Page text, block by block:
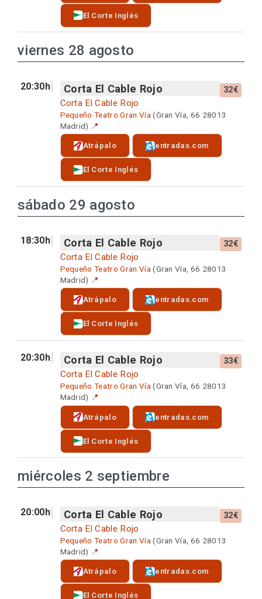
El Corte Inglés
viernes 28 agosto
20:30h Corta El Cable Rojo 32€
Corta El Cable Rojo
Pequeño Teatro Gran Vía (Gran Vía, 66 28013
Madrid) 📍
Atrápalo entradas.com
El Corte Inglés
sábado 29 agosto
18:30h Corta El Cable Rojo 32€
Corta El Cable Rojo
Pequeño Teatro Gran Vía (Gran Vía, 66 28013
Madrid) 📍
Atrápalo entradas.com
El Corte Inglés
20:30h Corta El Cable Rojo 33€
Corta El Cable Rojo
Pequeño Teatro Gran Vía(Gran Vía, 66 28013
Madrid) 📍
Atrápalo entradas.com
El Corte Inglés
miércoles 2 septiembre
20:00h Corta El Cable Rojo 32€
Corta El Cable Rojo
Pequeño Teatro Gran Vía (Gran Vía, 66 28013
Madrid) 📍
Atrápalo entradas.com
El Corte Inglés